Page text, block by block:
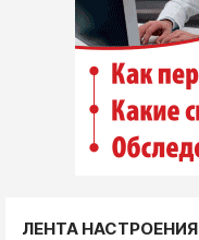
ЛЕНТА НАСТРОЕНИЯ